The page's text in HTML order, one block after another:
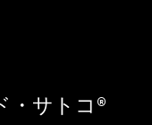
・サトコ®